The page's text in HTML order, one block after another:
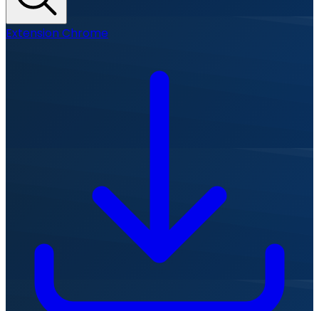
Extension Chrome